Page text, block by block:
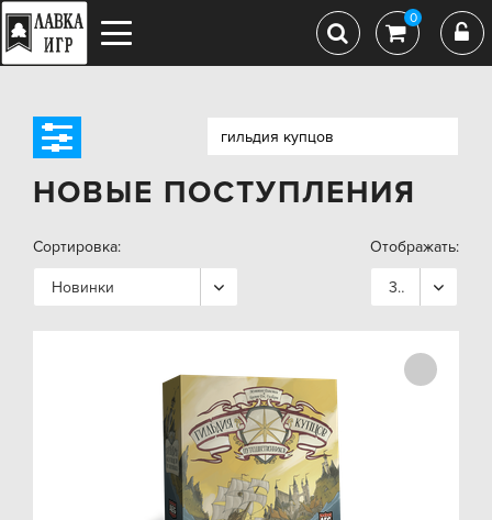
0
НОВЫЕ ПОСТУПЛЕНИЯ
Сортировка:
Новинки
Отображать:
36